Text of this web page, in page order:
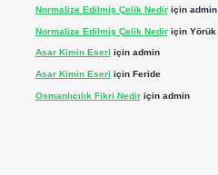
Normalize Edilmiş Çelik Nediriçin admin
Normalize Edilmiş Çelik Nediriçin Yörük
Asar Kimin Eseri için admin
Asar Kimin Eseri için Feride
Osmanlıcılık Fikri Nediriçin admin